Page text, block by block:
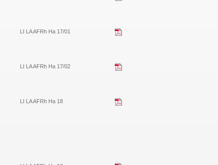
LI LA AFRh Ha 17/01
LI LA AFRh Ha 17/02
LI LA AFRh Ha 18